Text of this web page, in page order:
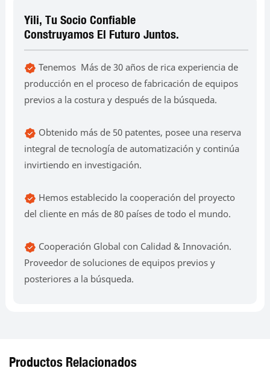
Yili, Tu Socio Confiable
Construyamos El Futuro Juntos.
Tenemos Más de 30 años de rica experiencia de
producción en el proceso de fabricación de equipos
previos a la costura y después de la búsqueda.
Obtenido más de 50 patentes, posee una reserva
integral de tecnología de automatización y continúa
invirtiendo en investigación.
Hemos establecido la cooperación del proyecto
del cliente en más de 80 países de todo el mundo.
Cooperación Global con Calidad & Innovación.
Proveedor de soluciones de equipos previos y
posteriores a la búsqueda.
Productos Relacionados